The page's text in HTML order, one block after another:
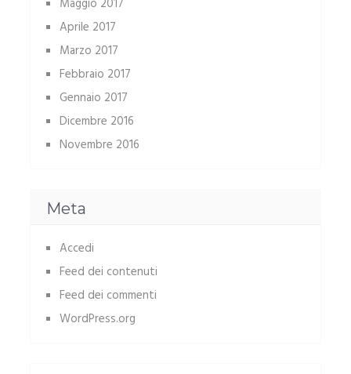
Maggio 2017
Aprile 2017
Marzo 2017
Febbraio 2017
Gennaio 2017
Dicembre 2016
Novembre 2016
Meta
Accedi
Feed dei contenuti
Feed dei commenti
WordPress.org